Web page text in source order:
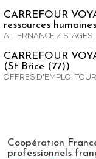
CARREFOUR
ressources
ALTERNANCE / STAGES
CARREFOUR
(St Brice (77))
OFFRES D'EMPLOI
Coopération
professionnels